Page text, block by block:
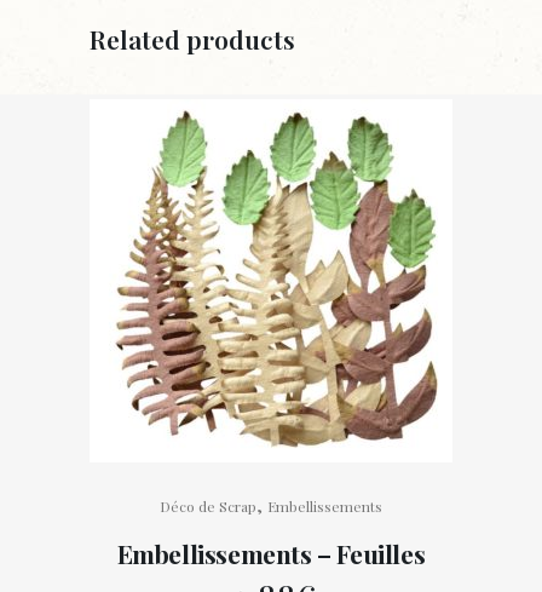
Related products
Déco de Scrap, Embellissements
Embellissements – Feuilles